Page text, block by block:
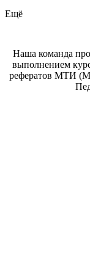
Ещё
Наша команда
выполнением
рефератов МТИ